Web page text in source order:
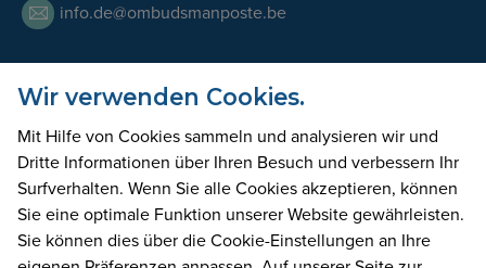
info.de@ombudsmanposte.be
Öffnungszeiten
Unser Team ist an allen Werktagen von 9.00 bis 17.00 Uhr
telefonisch erreichbar. Wir können Sie auch in unseren
Büros empfangen, wenn Sie vorher einen Termin
vereinbaren.
Wir verwenden Cookies.
Mit Hilfe von Cookies sammeln und analysieren wir und
Dritte Informationen über Ihren Besuch und verbessern Ihr
Surfverhalten. Wenn Sie alle Cookies akzeptieren, können
Sie eine optimale Funktion unserer Website gewährleisten.
Sie können dies über die Cookie-Einstellungen an Ihre